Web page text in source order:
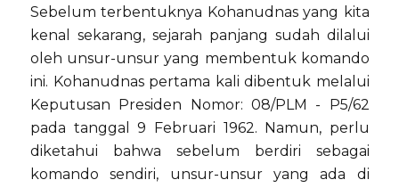
Sebelum terbentuknya Kohanudnas yang kita
kenal sekarang, sejarah panjang sudah dilalui
oleh unsur-unsur yang membentuk komando
ini. Kohanudnas pertama kali dibentuk melalui
Keputusan Presiden Nomor: 08/PLM - P5/62
pada tanggal 9 Februari 1962. Namun, perlu
diketahui bahwa sebelum berdiri sebagai
komando sendiri, unsur-unsur yang ada di